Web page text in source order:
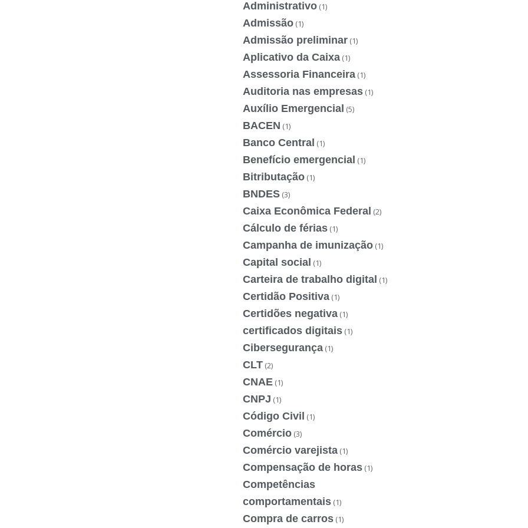
Administrativo (1)
Admissão (1)
Admissão preliminar (1)
Aplicativo da Caixa (1)
Assessoria Financeira (1)
Auditoria nas empresas (1)
Auxílio Emergencial (5)
BACEN (1)
Banco Central (1)
Benefício emergencial (1)
Bitributação (1)
BNDES (3)
Caixa Econômica Federal (2)
Cálculo de férias (1)
Campanha de imunização (1)
Capital social (1)
Carteira de trabalho digital (1)
Certidão Positiva (1)
Certidões negativa (1)
certificados digitais (1)
Cibersegurança (1)
CLT (2)
CNAE (1)
CNPJ (1)
Código Civil (1)
Comércio (3)
Comércio varejista (1)
Compensação de horas (1)
Competências
comportamentais (1)
Compra de carros (1)